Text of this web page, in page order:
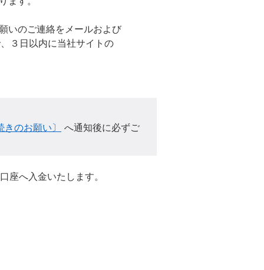
いのご連絡をメールおよび
３日以内に当社サイトの
のお願い〕 へ通知後に必ずご
座へ入金いたします。